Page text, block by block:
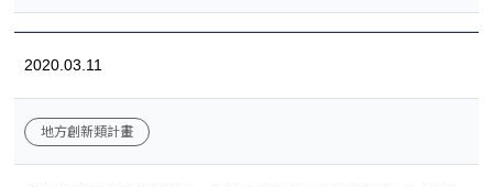
2020.03.11
地方創新類計畫